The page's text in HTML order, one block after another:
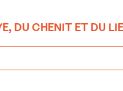
DU CHENIT ET DU